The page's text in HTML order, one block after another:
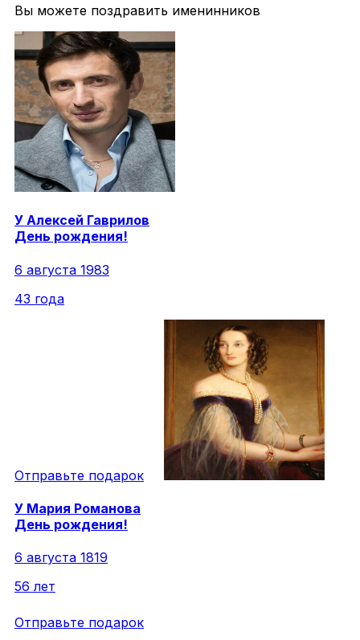
Вы можете поздравить именинников
У Алексей Гаврилов
День рождения!
6 августа 1983
43 года
Отправьте подарок
У Мария Романова
День рождения!
6 августа 1819
56 лет
Отправьте подарок